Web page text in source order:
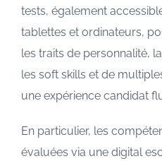
tests, également
tablettes et ordinateurs,
les traits de personnalité,
les soft skills et de
une expérience candidat
En particulier, les
évaluées via une digital